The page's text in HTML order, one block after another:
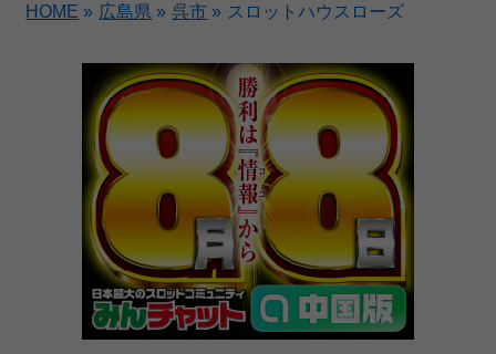
HOME » 広島県 » 呉市 » スロットハウスローズ